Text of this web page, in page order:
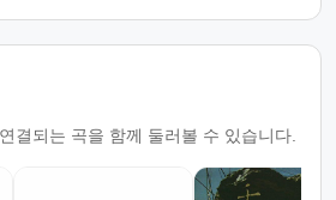
결되는 곡을 함께 둘러볼 수 있습니다.